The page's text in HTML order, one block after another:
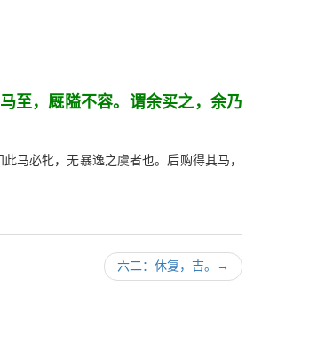
至，厩隘不容。谓余买之，余乃
马必牝，无暴逸之虞者也。后购得其马，
六二：休复，吉。 →